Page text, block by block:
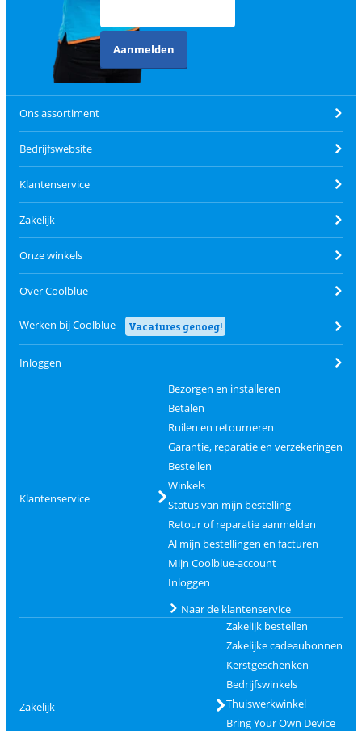
Aanmelden
Ons assortiment
Bedrijfswebsite
Klantenservice
Zakelijk
Onze winkels
Over Coolblue
Werken bij Coolblue Vacatures genoeg!
Inloggen
Klantenservice
Bezorgen en installeren
Betalen
Ruilen en retourneren
Garantie, reparatie en verzekeringen
Bestellen
Winkels
Status van mijn bestelling
Retour of reparatie aanmelden
Al mijn bestellingen en facturen
Mijn Coolblue-account
Inloggen
Naar de klantenservice
Zakelijk
Zakelijk bestellen
Zakelijke cadeaubonnen
Kerstgeschenken
Bedrijfswinkels
Thuiswerkwinkel
Bring Your Own Device